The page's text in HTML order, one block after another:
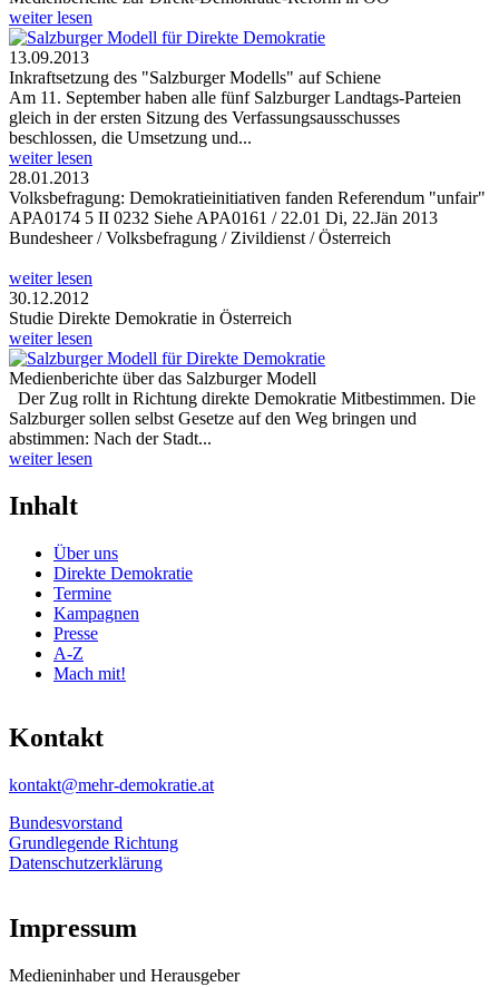
weiter lesen
13.09.2013
Inkraftsetzung des "Salzburger Modells" auf Schiene
Am 11. September haben alle fünf Salzburger Landtags-Parteien
gleich in der ersten Sitzung des Verfassungsausschusses
beschlossen, die Umsetzung und...
weiter lesen
28.01.2013
Volksbefragung: Demokratieinitiativen fanden Referendum "unfair"
APA0174 5 II 0232 Siehe APA0161 / 22.01 Di, 22.Jän 2013
Bundesheer / Volksbefragung / Zivildienst / Österreich
weiter lesen
30.12.2012
Studie Direkte Demokratie in Österreich
weiter lesen
Medienberichte über das Salzburger Modell
Der Zug rollt in Richtung direkte Demokratie Mitbestimmen. Die
Salzburger sollen selbst Gesetze auf den Weg bringen und
abstimmen: Nach der Stadt...
weiter lesen
Inhalt
Über uns
Direkte Demokratie
Termine
Kampagnen
Presse
A-Z
Mach mit!
Kontakt
kontakt@mehr-demokratie.at
Bundesvorstand
Grundlegende Richtung
Datenschutzerklärung
Impressum
Medieninhaber und Herausgeber